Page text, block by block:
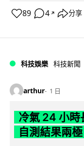
89 4 ↗ 分享
科技娛樂 科技新聞
arthur 1 日
冷氣 24 小時
自測結果兩